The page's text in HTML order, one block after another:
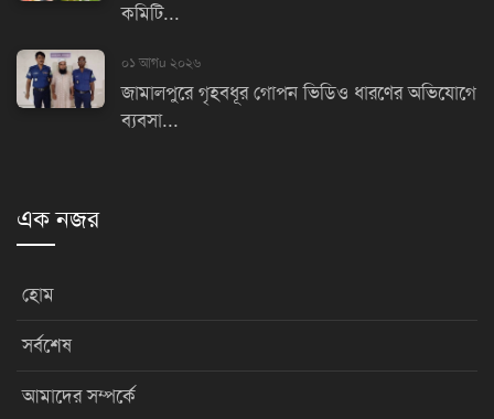
কমিটি...
০১ আগu ২০২৬
জামালপুরে গৃহবধূর গোপন ভিডিও ধারণের অভিযোগে
ব্যবসা...
এক নজর
হোম
সর্বশেষ
আমাদের সম্পর্কে